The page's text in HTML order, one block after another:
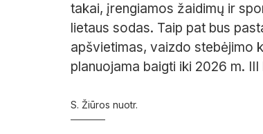
takai, įrengiamos žaidimų ir
lietaus sodas. Taip pat bus
apšvietimas, vaizdo stebėjimo
planuojama baigti iki 2026 m.
S. Žiūros nuotr.